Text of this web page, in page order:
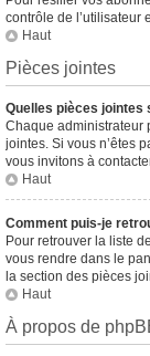
contrôle de l’utilisateur
Haut
Pièces jointes
Quelles pièces jointes
Chaque administrateur
jointes. Si vous n’êtes
vous invitons à
Haut
Comment puis-je
Pour retrouver la liste
vous rendre dans le
la section des pièces
Haut
À propos de